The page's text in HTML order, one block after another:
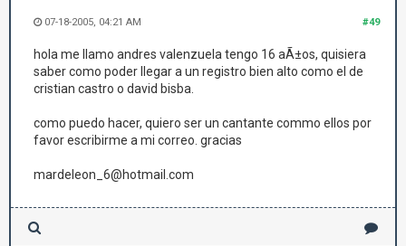
#49
07-18-2005, 04:21 AM
hola me llamo andres valenzuela tengo 16 aÃ±os, quisiera
saber como poder llegar a un registro bien alto como el de
cristian castro o david bisba.
como puedo hacer, quiero ser un cantante commo ellos por
favor escribirme a mi correo. gracias
mardeleon_6@hotmail.com